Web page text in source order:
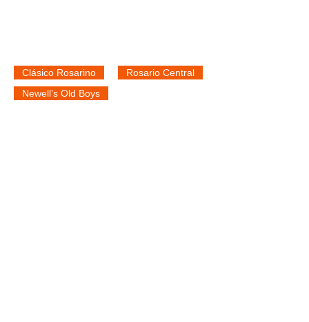
Clásico Rosarino
Rosario Central
Newell’s Old Boys